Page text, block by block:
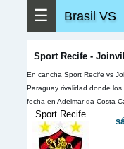
☰ Brasil VS
Sport Recife -
En cancha Sport Recife vs
Paraguay rivalidad donde
fecha en Adelmar da Costa
Sport Recife